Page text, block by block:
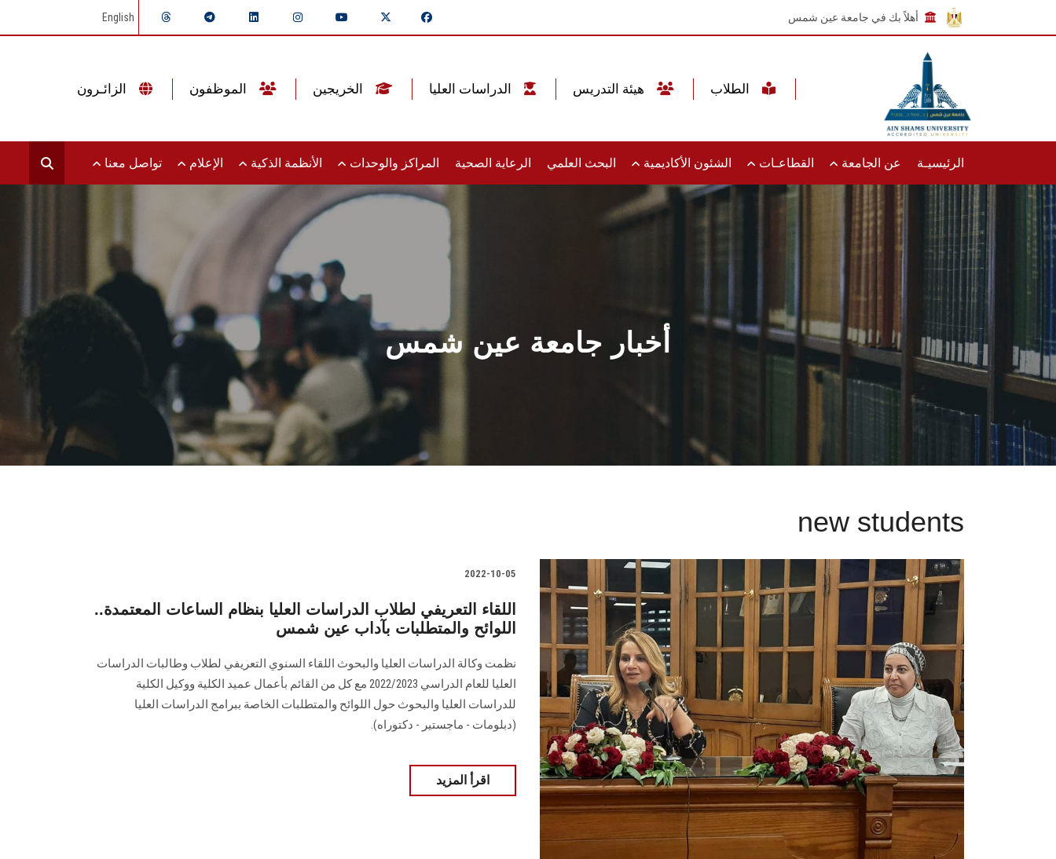
أهلاً بك في جامعة عين شمس English
الرئيسيـة عن الجامعة القطاعـات الشئون الأكاديمية البحث العلمي الرعاية الصحية المراكز والوحدات الأنظمة الذكية الإعلام تواصل معنا
أخبار جامعة عين شمس
new students
2022-10-05
اللقاء التعريفي لطلاب الدراسات العليا بنظام الساعات المعتمدة..
اللوائح والمتطلبات بآداب عين شمس
نظمت وكالة الدراسات العليا والبحوث اللقاء السنوي التعريفي لطلاب وطالبات الدراسات
العليا للعام الدراسي 2022/2023 مع كل من القائم بأعمال عميد الكلية ووكيل الكلية
للدراسات العليا والبحوث حول اللوائح والمتطلبات الخاصة ببرامج الدراسات العليا
(دبلومات - ماجستير - دكتوراه).
اقرأ المزيد